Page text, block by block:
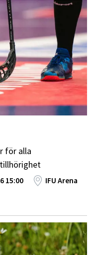
för alla
15:00 IFU Arena